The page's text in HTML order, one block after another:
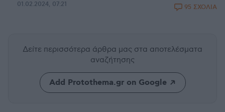
01.02.2024, 07:21 95 ΣΧΟΛΙΑ
Δείτε περισσότερα άρθρα μας στα αποτελέσματα
αναζήτησης
Add Protothema.gr on Google